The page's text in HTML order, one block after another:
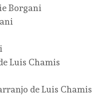
Borgani
Luis Chamis
de Luis Chamis